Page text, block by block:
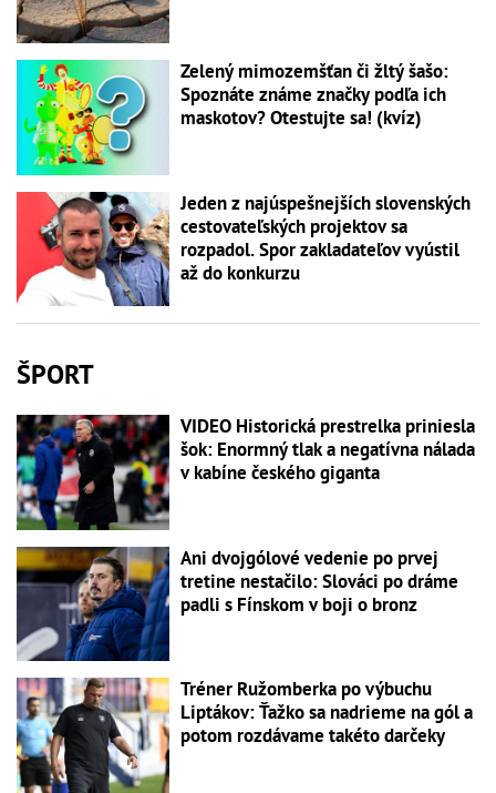
Zelený mimozemšťan či žltý šašo:
Spoznáte známe značky podľa ich
maskotov? Otestujte sa! (kvíz)
Jeden z najúspešnejších slovenských
cestovateľských projektov sa
rozpadol. Spor zakladateľov vyústil
až do konkurzu
ŠPORT
VIDEO Historická prestrelka priniesla
šok: Enormný tlak a negatívna nálada
v kabíne českého giganta
Ani dvojgólové vedenie po prvej
tretine nestačilo: Slováci po dráme
padli s Fínskom v boji o bronz
Tréner Ružomberka po výbuchu
Liptákov: Ťažko sa nadrieme na gól a
potom rozdávame takéto darčeky